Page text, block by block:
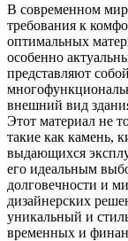
В современном
требования к
оптимальных
особенно
представляют
внешний вид
Этот материал не
такие как камень,
выдающихся
его идеальным
долговечности и
дизайнерских
уникальный и
временных и